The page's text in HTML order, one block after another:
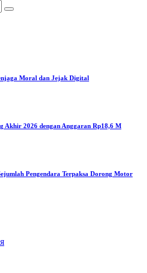
Moral dan Jejak Digital
Akhir 2026 dengan Anggaran Rp18,6 M
Pengendara Terpaksa Dorong Motor